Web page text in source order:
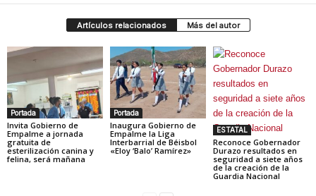
Artículos relacionados Más del autor
Portada
Invita Gobierno de
Empalme a jornada
gratuita de
esterilización canina y
felina, será mañana
Portada
Inaugura Gobierno de
Empalme la Liga
Interbarrial de Béisbol
«Eloy ‘Balo’ Ramírez»
ESTATAL
Reconoce Gobernador
Durazo resultados en
seguridad a siete años
de la creación de la
Guardia Nacional